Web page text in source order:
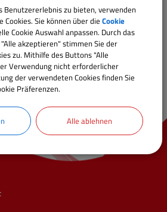
die traditionelle Kneipp-Therapie.
Benutzererlebnis zu bieten, verwenden
Sie können über die Cookie
Cookie Auswahl anpassen. Durch das
akzeptieren" stimmen Sie der
zu. Mithilfe des Buttons "Alle
Verwendung nicht erforderlicher
der verwendeten Cookies finden Sie
Präferenzen.
Alle ablehnen